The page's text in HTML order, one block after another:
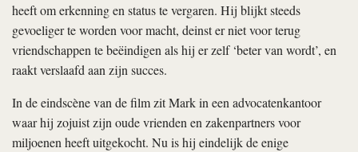
heeft om erkenning en status te vergaren. Hij blijkt steeds
gevoeliger te worden voor macht, deinst er niet voor terug
vriendschappen te beëindigen als hij er zelf ‘beter van wordt’, en
raakt verslaafd aan zijn succes.
In de eindscène van de film zit Mark in een advocatenkantoor
waar hij zojuist zijn oude vrienden en zakenpartners voor
miljoenen heeft uitgekocht. Nu is hij eindelijk de enige